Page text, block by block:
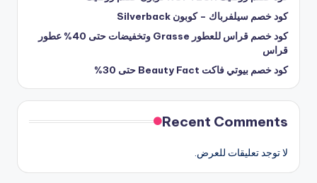
كود خصم سيلفرباك – كوبون Silverback
كود خصم قراس للعطور Grasse وتخفيضات حتى 40% عطور
قراس
كود خصم بيوتي فاكت Beauty Fact حتى 30%
Recent Comments
لا توجد تعليقات للعرض.